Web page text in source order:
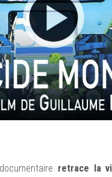
retrace la